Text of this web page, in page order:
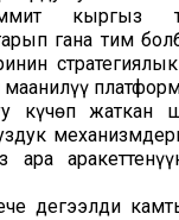
кыргыз
гана тим
күчөп жаткан
ара
деңгээлди